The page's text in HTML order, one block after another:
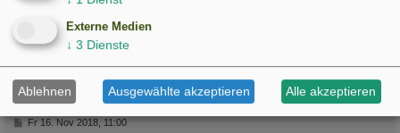
h
n
Markus
Administrator
Re: Besondere Beobachtungen
BFr 16. Nov 2018, 11:00
Externe Medien
↓ 3 Dienste
Ablehnen Ausgewählte akzeptieren Alle akzeptieren